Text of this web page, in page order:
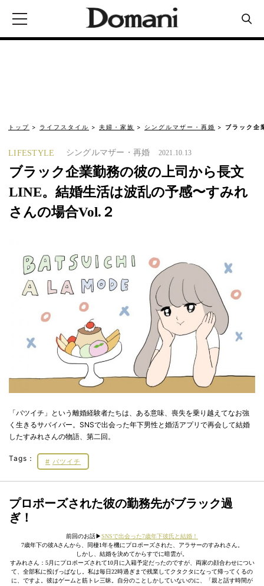
トップ ライフスタイル 夫婦・家族 シングルマザー・再婚 ブラック企
LIFESTYLE シングルマザー・再婚 2021.10.13
ブラック企業勤務の彼の上司から長文
LINE。結婚生活は波乱の予感〜すみれ
さんの場合Vol.２
「バツイチ」という離婚経験者たちは、ある意味、喪失を乗り越えてなお強
く生きるサバイバー。SNSで出会った年下男性と婚活アプリで再会して結婚
したすみれさんの物語、第二回。
Tags： バツイチ
プロポーズされた彼の勤務先がブラック過
ぎ！
前回のお話▶︎SNSで出会った7歳年下彼氏と結婚！
7歳年下の彼Aさんから、同棲1年を機にプロポーズされた、アラサーのすみれさん。
しかし、結婚を決めてからすでに暗雲が。
すみれさん：5月にプロポーズされて10月に入籍予定だったのですが、両家の顔合わせについ
て、全部私に投げっぱなし。私は毎日22時過ぎまで残業してクタクタになって帰ってくるの
に、ですよ。彼はゲームと筋トレ三昧。自分のことしかしていないのに、「親と話す時間が